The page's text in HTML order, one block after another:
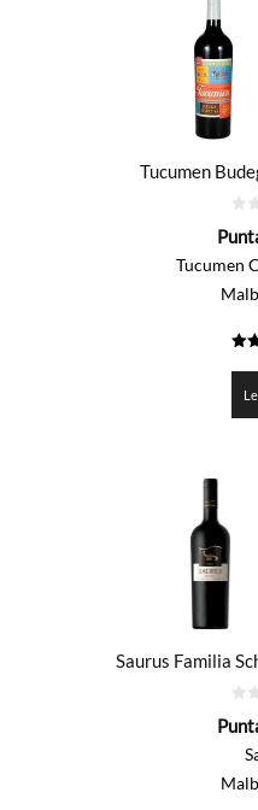
Tucumen
de
Tucumen
Saurus Familia
de